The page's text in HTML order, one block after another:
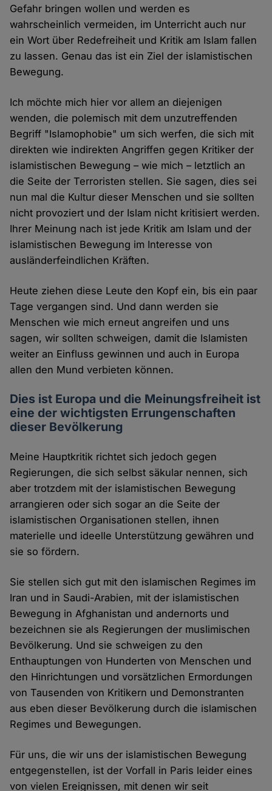
Gefahr bringen wollen und werden es
wahrscheinlich vermeiden, im Unterricht auch nur
ein Wort über Redefreiheit und Kritik am Islam fallen
zu lassen. Genau das ist ein Ziel der islamistischen
Bewegung.
Ich möchte mich hier vor allem an diejenigen
wenden, die polemisch mit dem unzutreffenden
Begriff "Islamophobie" um sich werfen, die sich mit
direkten wie indirekten Angriffen gegen Kritiker der
islamistischen Bewegung – wie mich – letztlich an
die Seite der Terroristen stellen. Sie sagen, dies sei
nun mal die Kultur dieser Menschen und sie sollten
nicht provoziert und der Islam nicht kritisiert werden.
Ihrer Meinung nach ist jede Kritik am Islam und der
islamistischen Bewegung im Interesse von
ausländerfeindlichen Kräften.
Heute ziehen diese Leute den Kopf ein, bis ein paar
Tage vergangen sind. Und dann werden sie
Menschen wie mich erneut angreifen und uns
sagen, wir sollten schweigen, damit die Islamisten
weiter an Einfluss gewinnen und auch in Europa
allen den Mund verbieten können.
Dies ist Europa und die Meinungsfreiheit ist
eine der wichtigsten Errungenschaften
dieser Bevölkerung
Meine Hauptkritik richtet sich jedoch gegen
Regierungen, die sich selbst säkular nennen, sich
aber trotzdem mit der islamistischen Bewegung
arrangieren oder sich sogar an die Seite der
islamistischen Organisationen stellen, ihnen
materielle und ideelle Unterstützung gewähren und
sie so fördern.
Sie stellen sich gut mit den islamischen Regimes im
Iran und in Saudi-Arabien, mit der islamistischen
Bewegung in Afghanistan und andernorts und
bezeichnen sie als Regierungen der muslimischen
Bevölkerung. Und sie schweigen zu den
Enthauptungen von Hunderten von Menschen und
den Hinrichtungen und vorsätzlichen Ermordungen
von Tausenden von Kritikern und Demonstranten
aus eben dieser Bevölkerung durch die islamischen
Regimes und Bewegungen.
Für uns, die wir uns der islamistischen Bewegung
entgegenstellen, ist der Vorfall in Paris leider eines
von vielen Ereignissen, mit denen wir seit